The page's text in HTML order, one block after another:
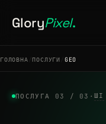
GloryPixel.
ГОЛОВНА ПОСЛУГИ GEO
ПОСЛУГА 03 / 03 ·ШІ